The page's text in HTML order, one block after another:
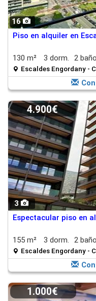
16
Piso en alquiler en
130 m² 3 dorm. 2
Escaldes Engordany -
3
4.900€
Espectacular piso en
155 m² 3 dorm. 2
Escaldes Engordany -
1.000€